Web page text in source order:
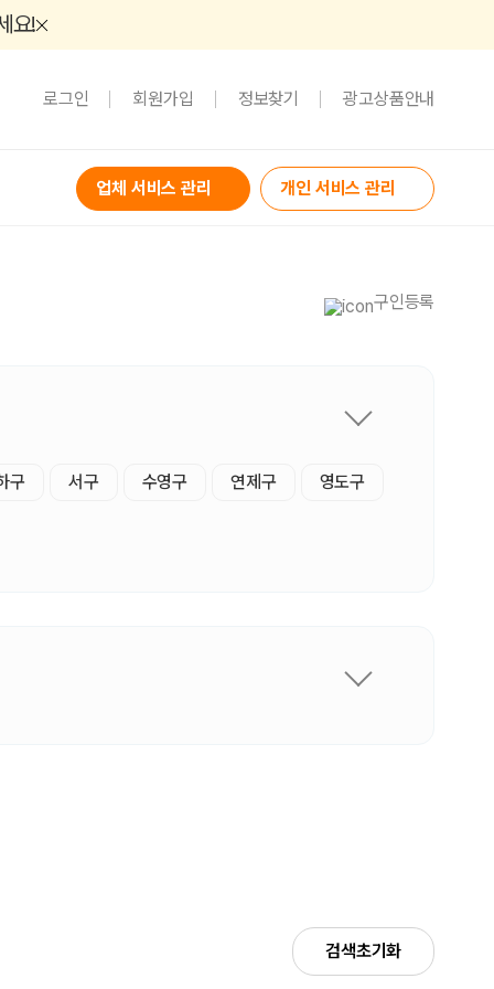
요!
로그인 회원가입 정보찾기 광고상품안내
업체 서비스 관리 개인 서비스 관리
구인등록
구 서구 수영구 연제구 영도구
검색초기화